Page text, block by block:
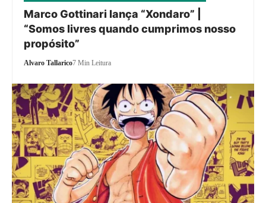
Marco Gottinari lança “Xondaro” |
“Somos livres quando cumprimos nosso
propósito”
Alvaro Tallarico7 Min Leitura